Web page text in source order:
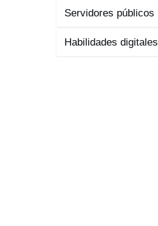
Servidores públicos
Habilidades digitales